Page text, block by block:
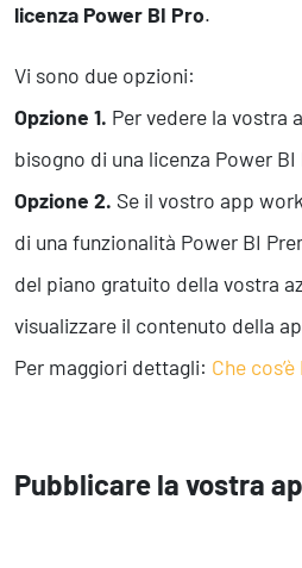
licenza Power BI Pro.
Vi sono due opzioni:
Opzione 1. Per vedere la vostra
bisogno di una licenza Power BI
Opzione 2. Se il vostro app
di una funzionalità Power BI
del piano gratuito della vostra
visualizzare il contenuto della
Per maggiori dettagli: Che
Pubblicare la vostra